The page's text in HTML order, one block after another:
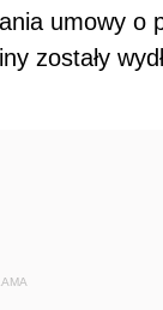
umowy o
zostały